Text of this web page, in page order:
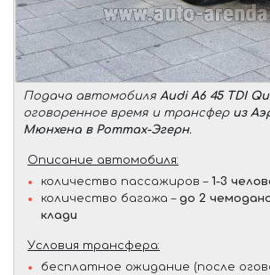
Подача автомобиля Audi A6 45 TDI
оговоренное время и трансфер из
Мюнхена в Роттах-Эгерн.
Описание автомобиля:
количество пассажиров – 1-3
количество багажа – до 2
клади
Условия трансфера:
бесплатное ожидание (после